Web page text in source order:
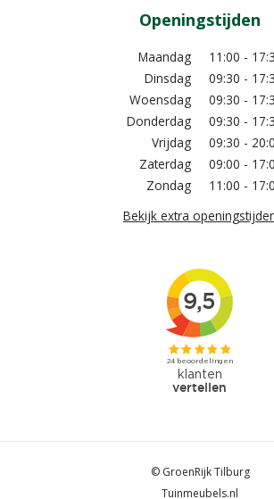
Openingstijden
Maandag
11:00 -
Dinsdag
09:30 -
Woensdag
09:30 -
Donderdag
09:30 -
Vrijdag
09:30 -
Zaterdag
09:00 -
Zondag
11:00 -
Bekijk extra
© GroenRijk Tilburg
Tuinmeubels.nl